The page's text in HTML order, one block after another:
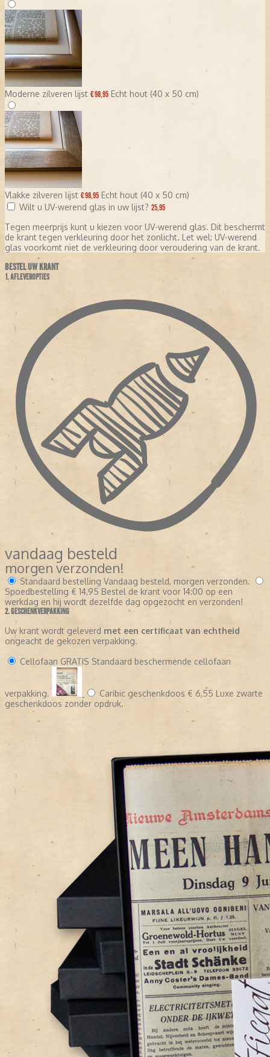
Moderne zilveren lijst € 98,95 Echt hout (40 x 50 cm)
Vlakke zilveren lijst € 98,95 Echt hout (40 x 50 cm)
Wilt u UV-werend glas in uw lijst? 25,95
Tegen meerprijs kunt u kiezen voor UV-werend glas. Dit beschermt
de krant tegen verkleuring door het zonlicht. Let wel: UV-werend
glas voorkomt niet de verkleuring door veroudering van de krant.
BESTEL UW KRANT
1. AFLEVEROPTIES
vandaag besteld
morgen verzonden!
Standaard bestelling Vandaag besteld, morgen verzonden.
Spoedbestelling € 14,95 Bestel de krant voor 14:00 op een
werkdag en hij wordt dezelfde dag opgezocht en verzonden!
2. GESCHENKVERPAKKING
Uw krant wordt geleverd met een certificaat van echtheid
ongeacht de gekozen verpakking.
Cellofaan GRATIS Standaard beschermende cellofaan
verpakking. Caribic geschenkdoos € 6,55 Luxe zwarte
geschenkdoos zonder opdruk.